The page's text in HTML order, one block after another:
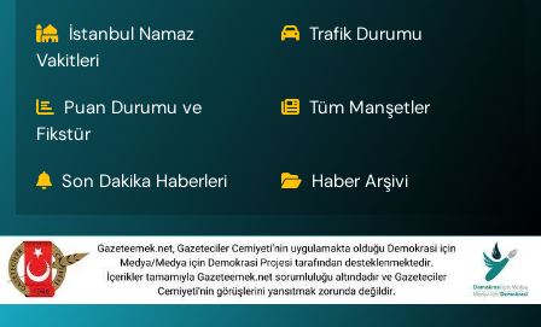
İstanbul Namaz
Vakitleri
Trafik Durumu
Puan Durumu ve
Fikstür
Tüm Manşetler
Son Dakika Haberleri Haber Arşivi